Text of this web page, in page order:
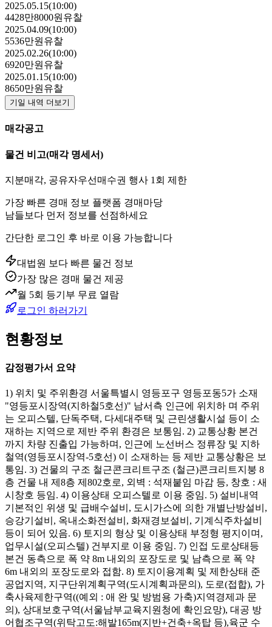
2025.05.15(10:00)
4428만8000원 유찰
2025.04.09(10:00)
5536만원 유찰
2025.02.26(10:00)
6920만원 유찰
2025.01.15(10:00)
8650만원 유찰
기일 내역 더보기
매각공고
물건 비고(매각 명세서)
지분매각, 공유자우선매수권 행사 1회 제한
가장 빠른 경매 정보 플랫폼 경매마당
남들보다 먼저 정보를 선점하세요
간단한 로그인 후 바로 이용 가능합니다
대법원 보다 빠른 물건 정보
가장 많은 경매 물건 제공
월 5회 등기부 무료 열람
로그인 하러가기
현황정보
감정평가서 요약
1) 위치 및 주위환경 서울특별시 영등포구 영등포동5가 소재
"영등포시장역(지하철5호선)" 남서측 인근에 위치하 며 주위
는 오피스텔, 단독주택, 다세대주택 및 근린생활시설 등이 소
재하는 지역으로 제반 주위 환경은 보통임. 2) 교통상황 본건
까지 차량 진출입 가능하며, 인근에 노선버스 정류장 및 지하
철역(영등포시장역-5호선) 이 소재하는 등 제반 교통상황은 보
통임. 3) 건물의 구조 철근콘크리트구조 (철근)콘크리트지붕 8
층 건물 내 제8층 제802호로, 외벽 : 석재붙임 마감 등, 창호 : 새
시창호 등임. 4) 이용상태 오피스텔로 이용 중임. 5) 설비내역
기본적인 위생 및 급배수설비, 도시가스에 의한 개별난방설비,
승강기설비, 옥내소화전설비, 화재경보설비, 기계식주차설비
등이 되어 있음. 6) 토지의 형상 및 이용상태 부정형 평지이며,
업무시설(오피스텔) 건부지로 이용 중임. 7) 인접 도로상태등
본건 동측으로 폭 약 8m 내외의 포장도로 및 남측으로 폭 약
6m 내외의 포장도로와 접함. 8) 토지이용계획 및 제한상태 준
공업지역, 지구단위계획구역(도시계획과문의), 도로(접합), 가
축사육제한구역((예외 : 애 완 및 방범용 가축)지역경제과 문
의), 상대보호구역(서울남부교육지원청에 확인요망), 대공 방
어협조구역(위탁고도:해발165m(지반+건축+옥탑 등),육군 수